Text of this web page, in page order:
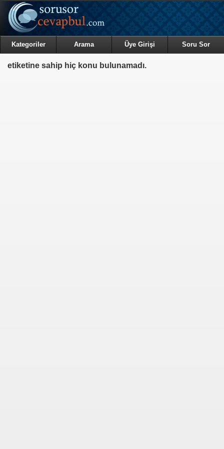
Kategoriler Arama Üye Girişi Soru Sor
etiketine sahip hiç konu bulunamadı.